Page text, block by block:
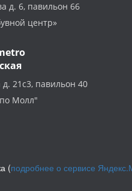
д. 6, павильон 66
центр»
д. 21с3, павильон 40
Молл"
(подробнее о сервисе